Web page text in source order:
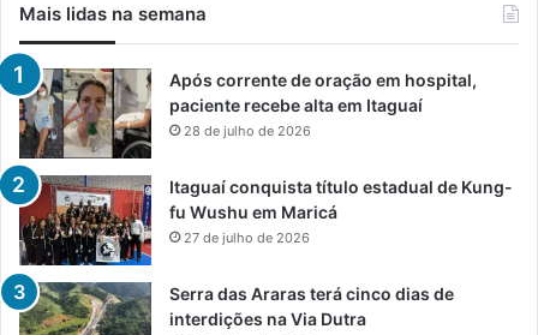
Mais lidas na semana
Após corrente de oração em hospital,
paciente recebe alta em Itaguaí
28 de julho de 2026
Itaguaí conquista título estadual de Kung-
fu Wushu em Maricá
27 de julho de 2026
Serra das Araras terá cinco dias de
interdições na Via Dutra